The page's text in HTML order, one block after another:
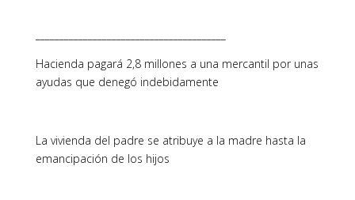
Hacienda pagará 2,8 millones a una mercantil por unas
ayudas que denegó indebidamente
La vivienda del padre se atribuye a la madre hasta la
emancipación de los hijos